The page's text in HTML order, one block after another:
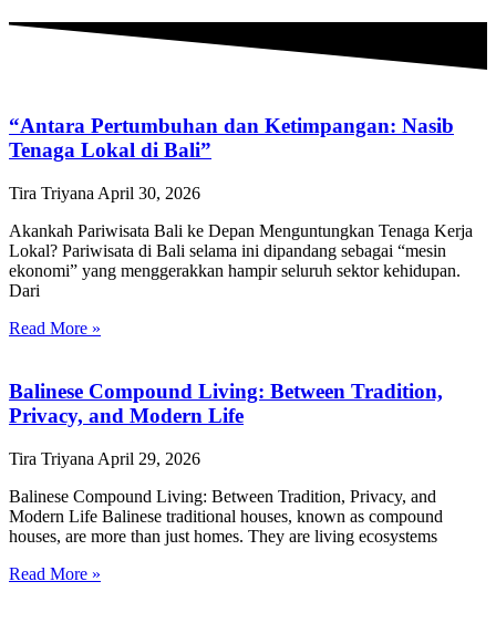
“Antara Pertumbuhan dan Ketimpangan: Nasib
Tenaga Lokal di Bali”
Tira Triyana April 30, 2026
Akankah Pariwisata Bali ke Depan Menguntungkan Tenaga Kerja
Lokal? Pariwisata di Bali selama ini dipandang sebagai “mesin
ekonomi” yang menggerakkan hampir seluruh sektor kehidupan.
Dari
Read More »
Balinese Compound Living: Between Tradition,
Privacy, and Modern Life
Tira Triyana April 29, 2026
Balinese Compound Living: Between Tradition, Privacy, and
Modern Life Balinese traditional houses, known as compound
houses, are more than just homes. They are living ecosystems
Read More »